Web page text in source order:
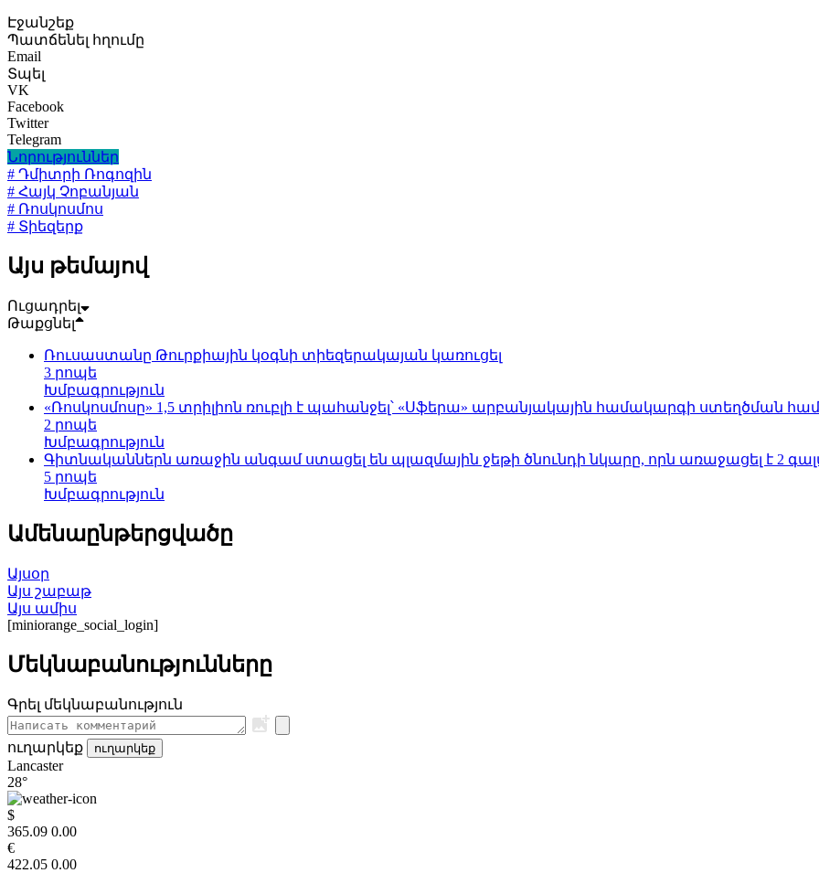
Էջանշեք
Պատճենել հղումը
Email
Տպել
VK
Facebook
Twitter
Telegram
Նորություններ
# Դմիտրի Ռոգոզին
# Հայկ Չոբանյան
# Ռոսկոսմոս
# Տիեզերք
Այս թեմայով
Ուցադրել
Թաքցնել
Ռուսաստանը Թուրքիային կօգնի տիեզերակայան կառուցել
3 րոպե
Խմբագրություն
«Ռոսկոսմոսը» 1,5 տրիլիոն ռուբլի է պահանջել՝ «Սֆերա» արբանյակային համակարգի ստեղծման
2 րոպե
Խմբագրություն
Գիտնականներն առաջին անգամ ստացել են պլազմային ջեթի ծնունդի նկարը, որն առաջացել է 2
5 րոպե
Խմբագրություն
Ամենաընթերցվածը
Այսօր
Այս շաբաթ
Այս ամիս
[miniorange_social_login]
Մեկնաբանությունները
Գրել մեկնաբանություն
ուղարկեք ուղարկեք
Lancaster
28°
$
365.09 0.00
€
422.05 0.00